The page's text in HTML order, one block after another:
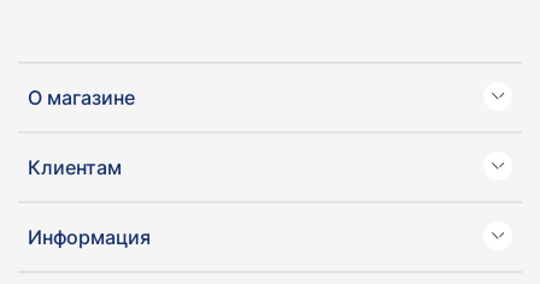
О магазине
Клиентам
Информация